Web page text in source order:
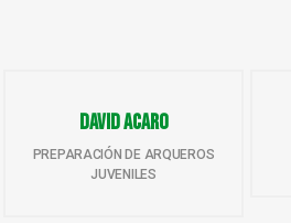
David Acaro
PREPARACIÓN DE ARQUEROS
JUVENILES